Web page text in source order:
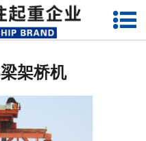
站首页
蒙路桥门机
架桥机